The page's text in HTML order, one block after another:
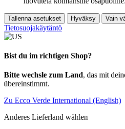
Tallenna asetukset Hyväksy Vain
Tietosuojakäytäntö
Bist du im richtigen Shop?
Bitte wechsle zum Land, das mit
übereinstimmt.
Zu Ecco Verde International (English)
Anderes Lieferland wählen